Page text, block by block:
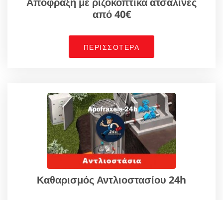
από 40€
ΠΕΡΙΣΣΟΤΕΡΑ
Καθαρισμός Αντλιοστασίου 24h